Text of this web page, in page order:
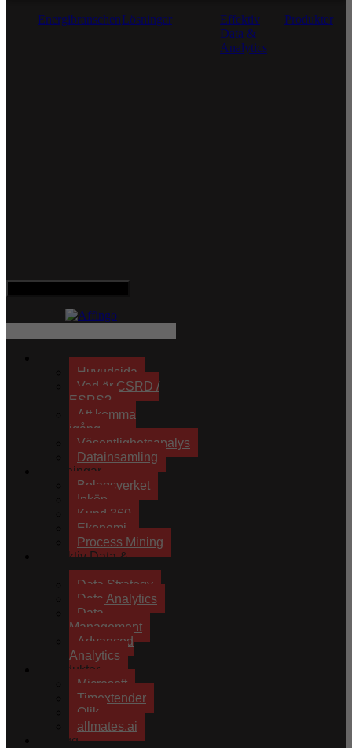
EnergibranschenLösningar
Effektiv
Data &
Analytics
Produkter
Effektiv hållbarhet
Huvudsida
Vad är CSRD /
ESRS?
Att komma
igång
Väsentlighetsanalys
Datainsamling
Lösningar
Bolagsverket
Inköp
Kund 360
Ekonomi
Process Mining
Effektiv Data &
Analytics
Data Strategy
Data Analytics
Data
Management
Advanced
Analytics
Produkter
Microsoft
Timextender
Qlik
allmates.ai
Blogg